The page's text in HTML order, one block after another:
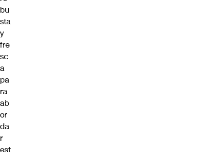
bu
sta
y
fre
sc
a
pa
ra
ab
or
da
r
est